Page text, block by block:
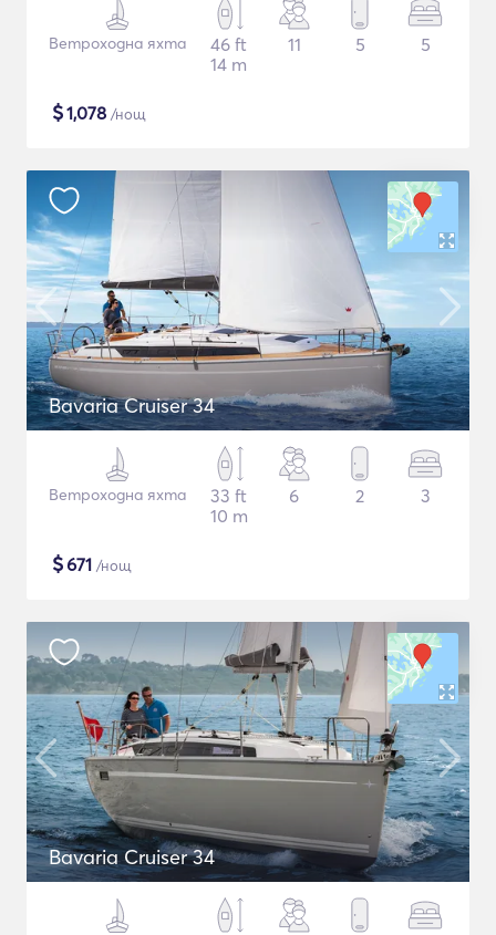
Ветроходна яхта
46 ft
14 m
11 5 5
$1,078 /нощ
Bavaria Cruiser 34
Ветроходна яхта
33 ft
10 m
6 2 3
$671 /нощ
Bavaria Cruiser 34